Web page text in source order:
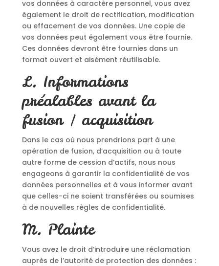
vos données à caractère personnel, vous avez
également le droit de rectification, modification
ou effacement de vos données. Une copie de
vos données peut également vous être fournie.
Ces données devront être fournies dans un
format ouvert et aisément réutilisable.
L. Informations
préalables avant la
fusion / acquisition
Dans le cas où nous prendrions part à une
opération de fusion, d’acquisition ou à toute
autre forme de cession d’actifs, nous nous
engageons à garantir la confidentialité de vos
données personnelles et à vous informer avant
que celles-ci ne soient transférées ou soumises
à de nouvelles règles de confidentialité.
M. Plainte
Vous avez le droit d’introduire une réclamation
auprès de l’autorité de protection des données :